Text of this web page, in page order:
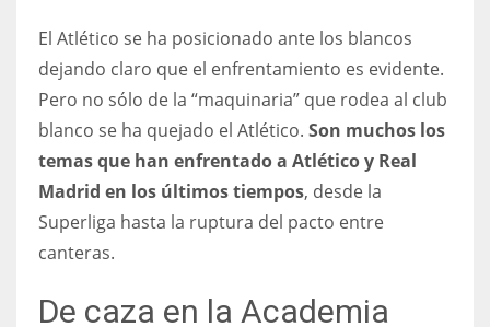
El Atlético se ha posicionado ante los blancos
dejando claro que el enfrentamiento es evidente.
Pero no sólo de la “maquinaria” que rodea al club
blanco se ha quejado el Atlético. Son muchos los
temas que han enfrentado a Atlético y Real
Madrid en los últimos tiempos, desde la
Superliga hasta la ruptura del pacto entre
canteras.
De caza en la Academia